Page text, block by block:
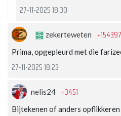
27-11-2025 18:30
zekerteweten +154397
Prima, opgepleurd met die
27-11-2025 18:23
nelis24 +3451
Bijtekenen of anders opflikkeren